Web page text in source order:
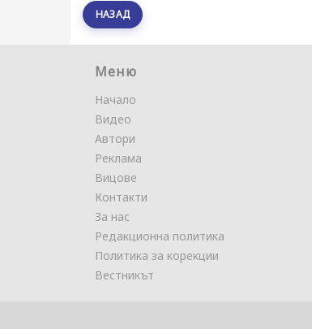
НАЗАД
Меню
Начало
Видео
Автори
Реклама
Вицове
Контакти
За нас
Редакционна политика
Политика за корекции
Вестникът